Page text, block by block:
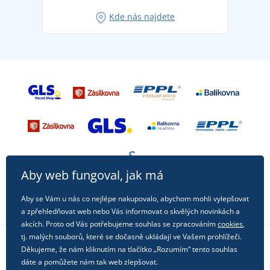
Kde nás najdete
Sledujte nás na sociálních sítích
Aby web fungoval, jak má
Aby se Vám u nás co nejlépe nakupovalo, abychom mohli vylepšovat
a zpřehledňovat web nebo Vás informovat o skvělých novinkách a
akcích. Proto od Vás potřebujeme souhlas se zpracovánímcookies,
tj. malých souborů, které se dočasně ukládají ve Vašem prohlížeči.
Děkujeme, že nám kliknutím na tlačítko „Rozumím“ tento souhlas
dáte a pomůžete nám tak web zlepšovat.